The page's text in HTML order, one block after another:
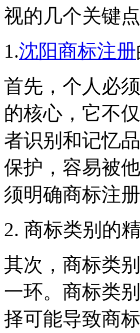
视的几个关键点
1.沈阳商标注册
首先，个人必
的核心，它不
者识别和记忆
保护，容易被
须明确商标注
2. 商标类别的
其次，商标类
一环。商标类
择可能导致商